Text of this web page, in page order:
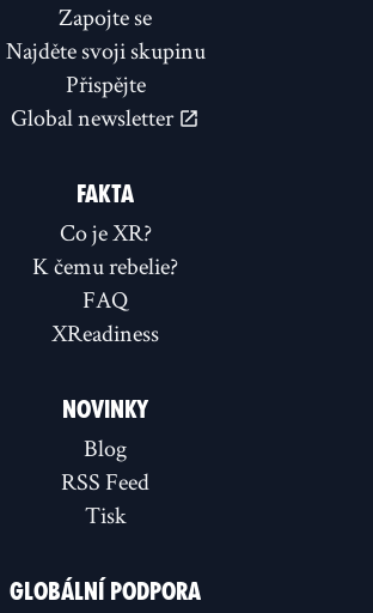
Zapojte se
Najděte svoji skupinu
Přispějte
Global newsletter
FAKTA
Co je XR?
K čemu rebelie?
FAQ
XReadiness
NOVINKY
Blog
RSS Feed
Tisk
GLOBÁLNÍ PODPORA